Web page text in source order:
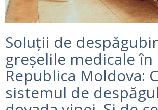
Soluții de
greșelile medicale în
Republica Moldova:
sistemul de